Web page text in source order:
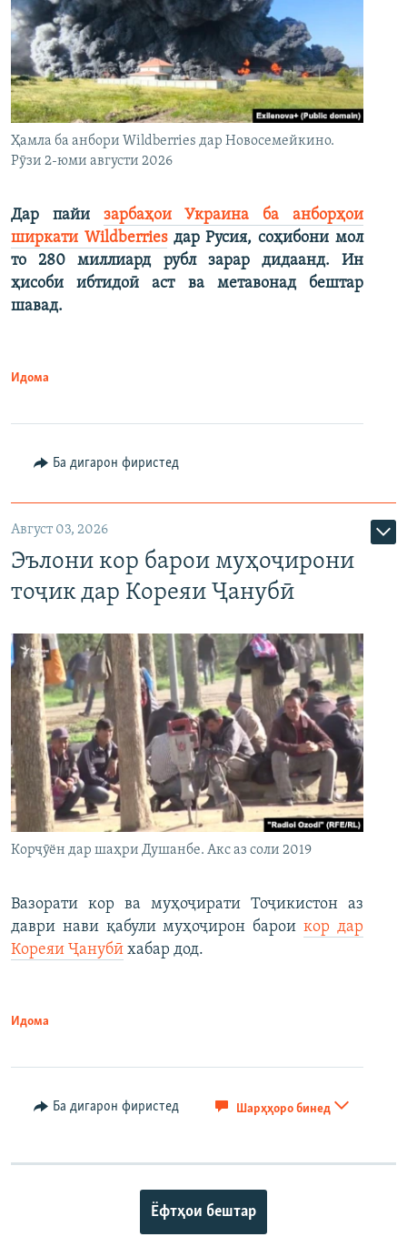
Ҳамла ба анбори Wildberries дар Новосемейкино.
Рӯзи 2-юми августи 2026
Дар пайи зарбаҳои Украина ба анборҳои
ширкати Wildberriesдар Русия, соҳибони мол
то 280 миллиард рубл зарар дидаанд. Ин
ҳисоби ибтидоӣ аст ва метавонад бештар
шавад.
Идома
Ба дигарон фиристед
Август 03, 2026
Эълони кор барои муҳоҷирони
тоҷик дар Кореяи Ҷанубӣ
Корҷӯён дар шаҳри Душанбе. Акс аз соли 2019
Вазорати кор ва муҳоҷирати Тоҷикистон аз
даври нави қабули муҳоҷирон бароикор дар
Кореяи Ҷанубӣ хабар дод.
Идома
Ба дигарон фиристед Шарҳҳоро бинед
Ёфтҳои бештар